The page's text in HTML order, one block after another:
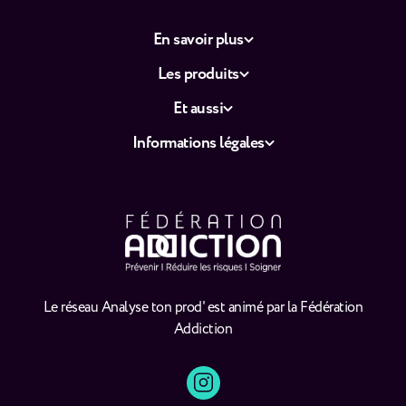
Le réseau Analyse ton prod' est animé par la Fédération
Addiction
En savoir plus
Les produits
Et aussi
Informations légales